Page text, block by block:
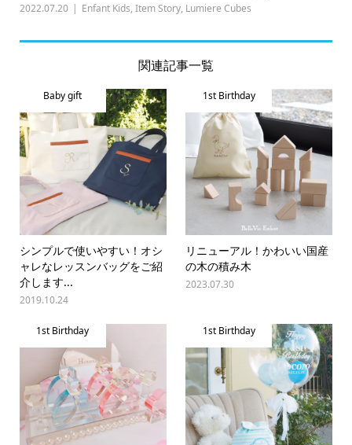
2022.07.20 Enfant Kids, Item Story, Lumiere Cubes
関連記事一覧
Baby gift
シンプルで使いやすい！オシ
ャレなレッスンバッグをご紹
介します...
2019.10.24
1st Birthday
リニューアル！かわいい国産
の木の積み木
2023.07.30
1st Birthday 1st Birthday